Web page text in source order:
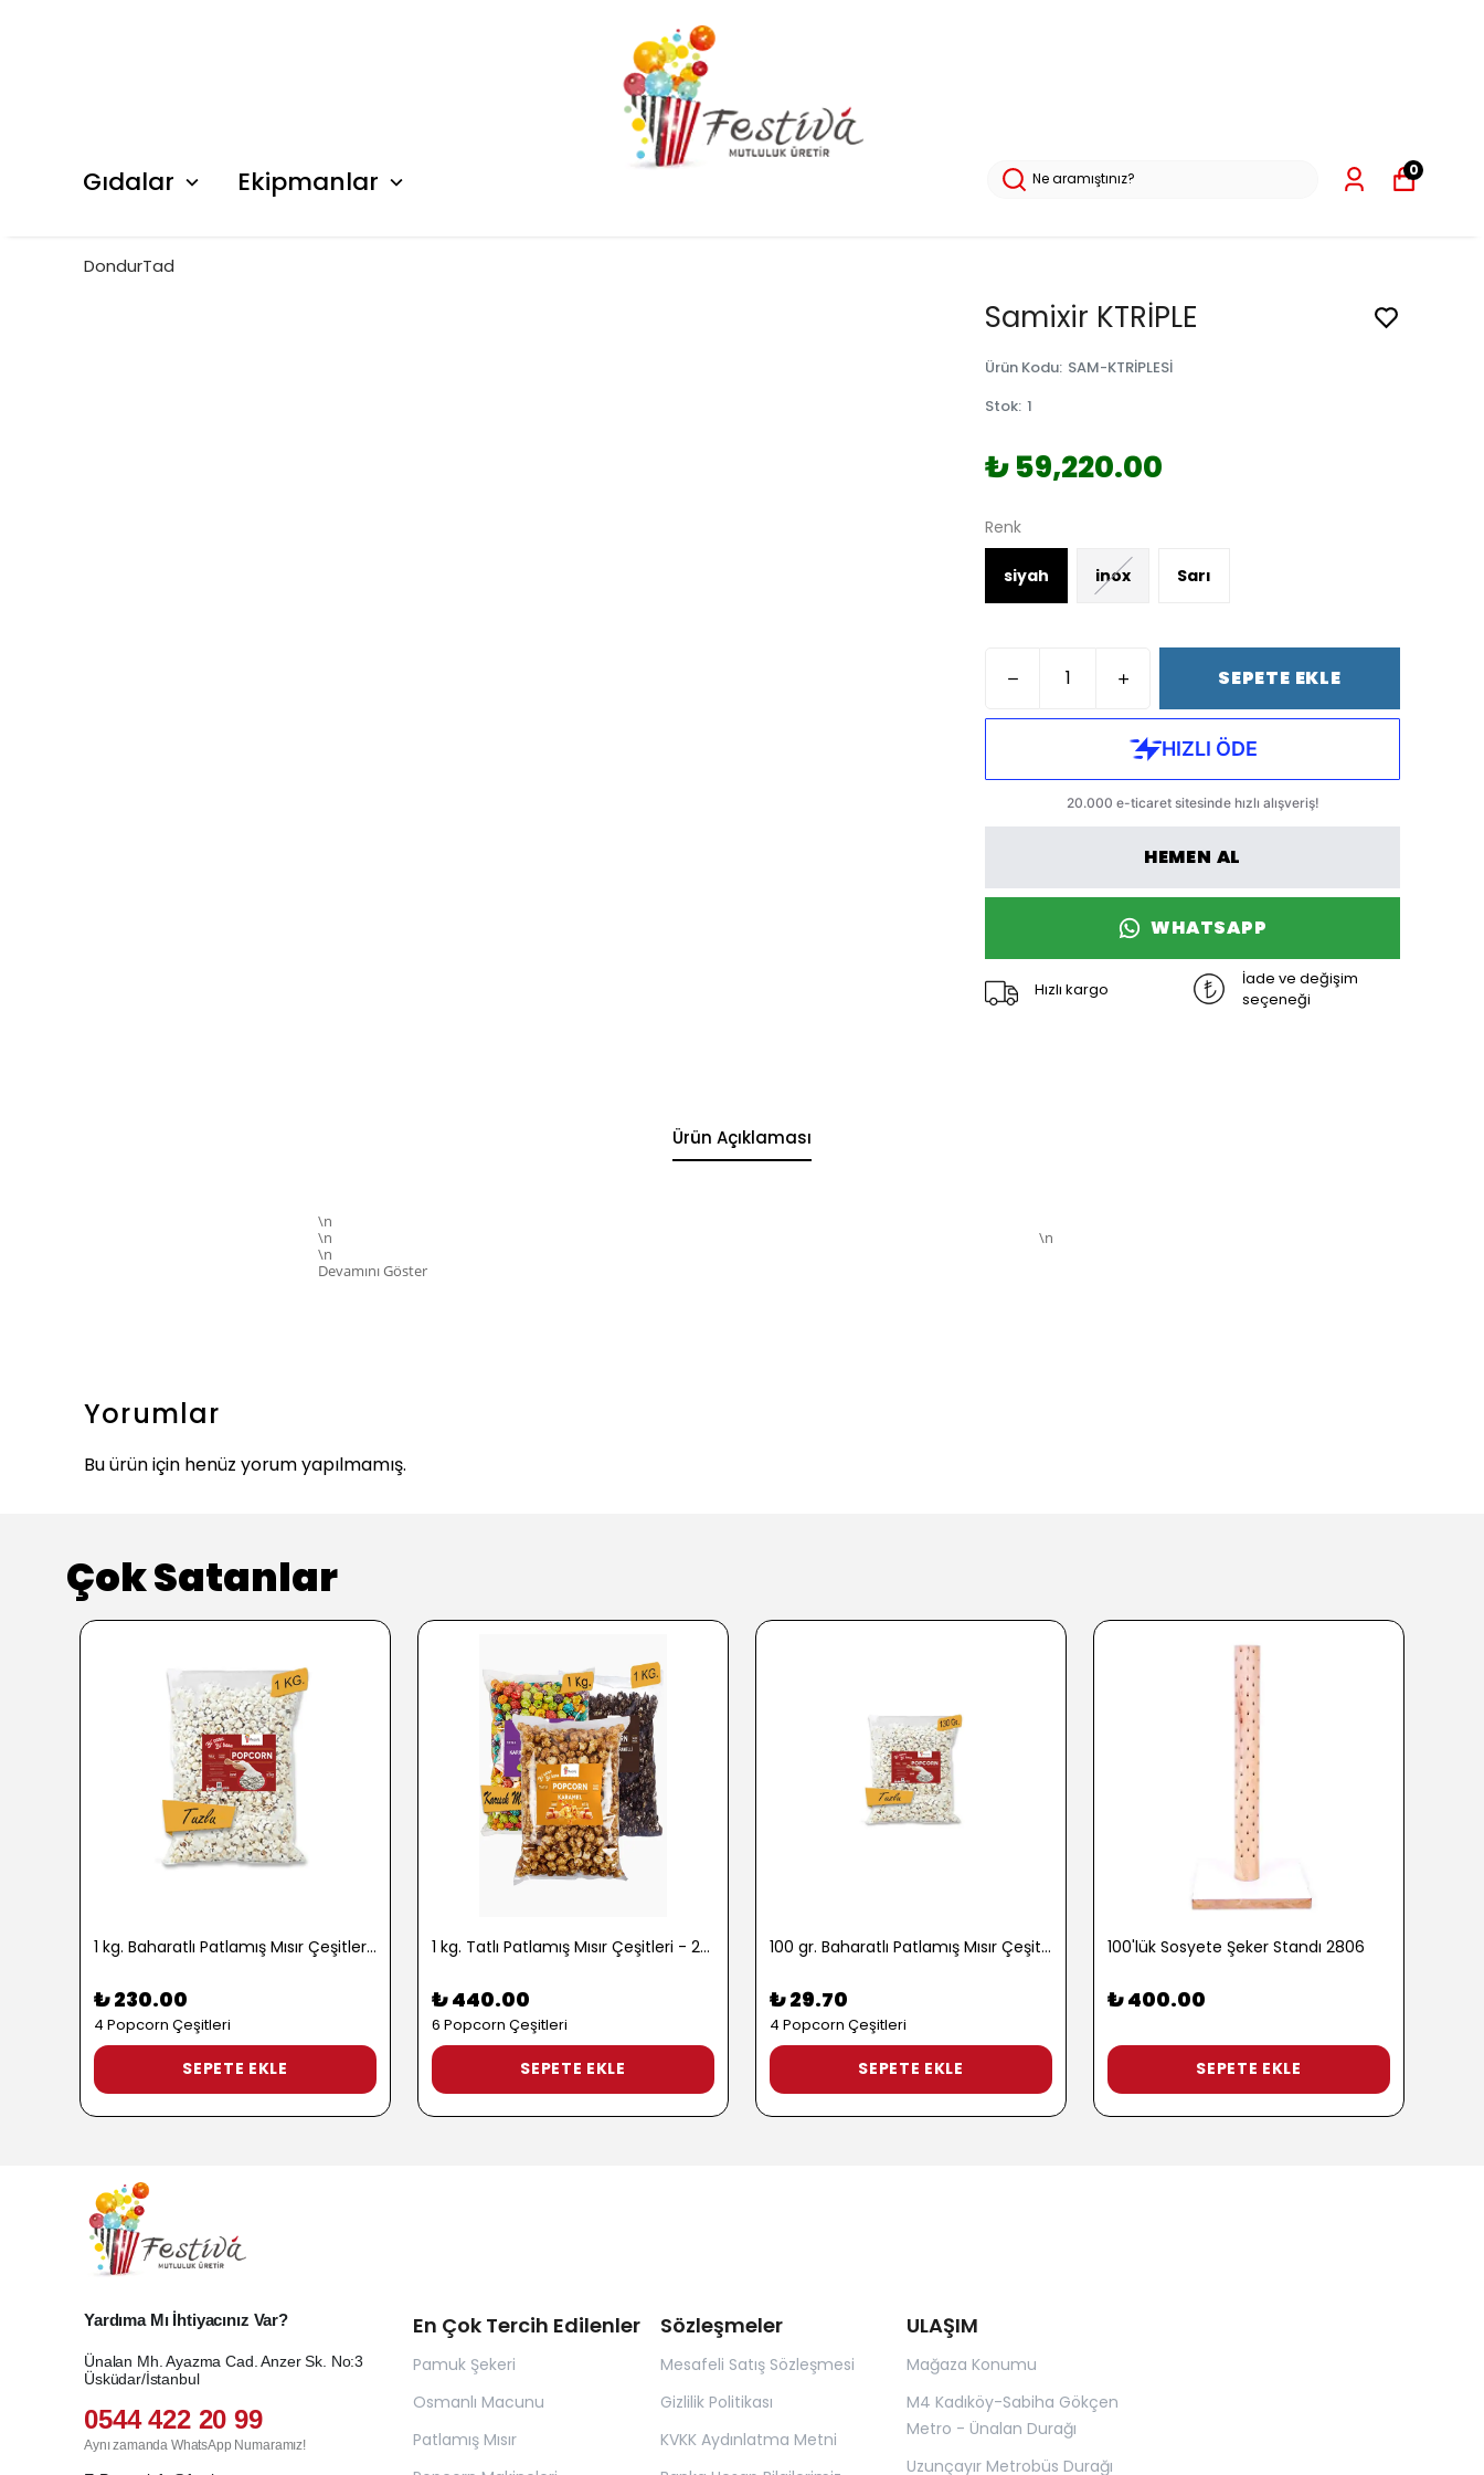
Gıdalar Ekipmanlar 0
DondurTad
Samixir KTRİPLE
Ürün Kodu: SAM-KTRİPLESİ
Stok: 1
₺ 59,220.00
Renk
siyah inox Sarı
SEPETE EKLE
HEMEN AL
WHATSAPP
Hızlı kargo
İade ve değişim
seçeneği
Ürün Açıklaması
\n
\n
\n
\n
Devamını Göster
Yorumlar
Bu ürün için henüz yorum yapılmamış.
Çok Satanlar
1 kg. Baharatlı Patlamış Mısır Çeşitleri - 2724
₺ 230.00
4 Popcorn Çeşitleri
SEPETE EKLE
1 kg. Tatlı Patlamış Mısır Çeşitleri - 2722
₺ 440.00
6 Popcorn Çeşitleri
SEPETE EKLE
100 gr. Baharatlı Patlamış Mısır Çeşitleri - 2762-3
₺ 29.70
4 Popcorn Çeşitleri
SEPETE EKLE
100'lük Sosyete Şeker Standı 2806
₺ 400.00
SEPETE EKLE
En Çok Tercih Edilenler
Pamuk Şekeri
Osmanlı Macunu
Patlamış Mısır
Sözleşmeler
Mesafeli Satış Sözleşmesi
Gizlilik Politikası
KVKK Aydınlatma Metni
ULAŞIM
Mağaza Konumu
M4 Kadıköy-Sabiha Gökçen
Metro - Ünalan Durağı
Uzunçayır Metrobüs Durağı
Yardıma Mı İhtiyacınız Var?
Ünalan Mh. Ayazma Cad. Anzer Sk. No:3
Üsküdar/İstanbul
0544 422 20 99
Aynı zamanda WhatsApp Numaramız!